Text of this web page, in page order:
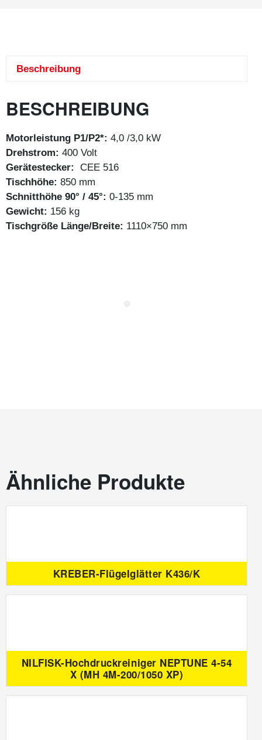
Beschreibung
BESCHREIBUNG
Motorleistung P1/P2*: 4,0 /3,0 kW
Drehstrom: 400 Volt
Gerätestecker: CEE 516
Tischhöhe: 850 mm
Schnitthöhe 90° / 45°: 0-135 mm
Gewicht: 156 kg
Tischgröße Länge/Breite: 1110×750 mm
Ähnliche Produkte
KREBER-Flügelglätter K436/K
NILFISK-Hochdruckreiniger NEPTUNE 4-54
X (MH 4M-200/1050 XP)